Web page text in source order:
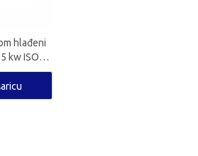
hlađeni
kw ISO30
glodalicu